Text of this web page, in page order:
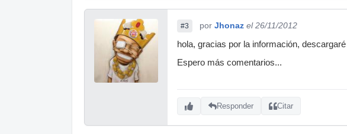
#3 por Jhonaz el 26/11/2012
hola, gracias por la información,
Espero más comentarios...
Responder Citar